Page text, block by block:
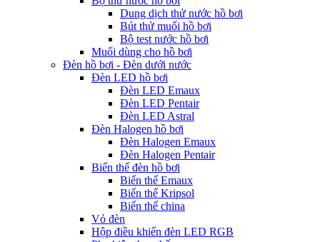
Dung dịch thử nước hồ bơi
Bút thử muối hồ bơi
Bộ test nước hồ bơi
Muối dùng cho hồ bơi
Đèn hồ bơi - Đèn dưới nước
Đèn LED hồ bơi
Đèn LED Emaux
Đèn LED Pentair
Đèn LED Astral
Đèn Halogen hồ bơi
Đèn Halogen Emaux
Đèn Halogen Pentair
Biến thế đèn hồ bơi
Biến thế Emaux
Biến thế Kripsol
Biến thế china
Vỏ đèn
Hộp điều khiển đèn LED RGB